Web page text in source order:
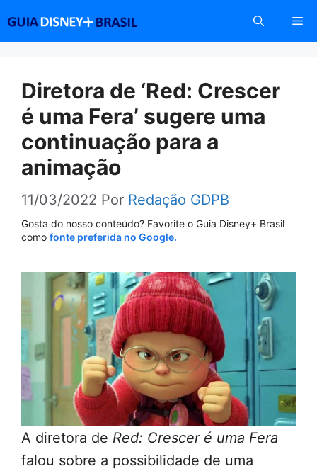
conteúdo
Diretora de ‘Red: Crescer
é uma Fera’ sugere uma
continuação para a
animação
11/03/2022 Por Redação GDPB
Gosta do nosso conteúdo? Favorite o Guia Disney+ Brasil
como fonte preferida no Google.
A diretora de Red: Crescer é uma Fera
falou sobre a possibilidade de uma